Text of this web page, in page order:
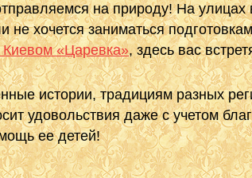
на природу! На
хочется заниматься
«Царевка», здесь вас
истории, традициям разных
удовольствия даже с учетом
ее детей!